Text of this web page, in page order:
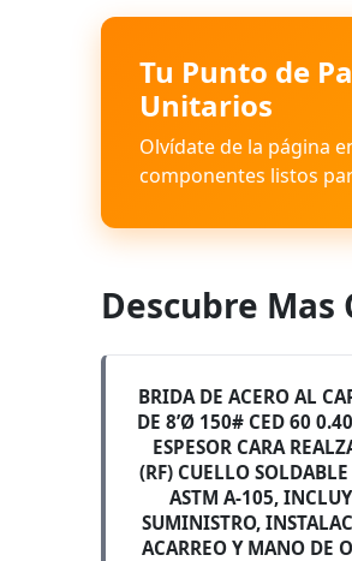
Tu Punto de
Unitarios
Olvídate de la página
componentes listos
Descubre Mas
BRIDA DE ACERO AL
DE 8’Ø 150# CED 60
ESPESOR CARA
(RF) CUELLO
ASTM A-105,
SUMINISTRO,
ACARREO Y MANO DE